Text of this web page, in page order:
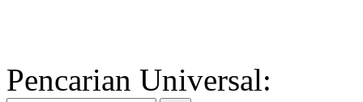
Pencarian Universal: